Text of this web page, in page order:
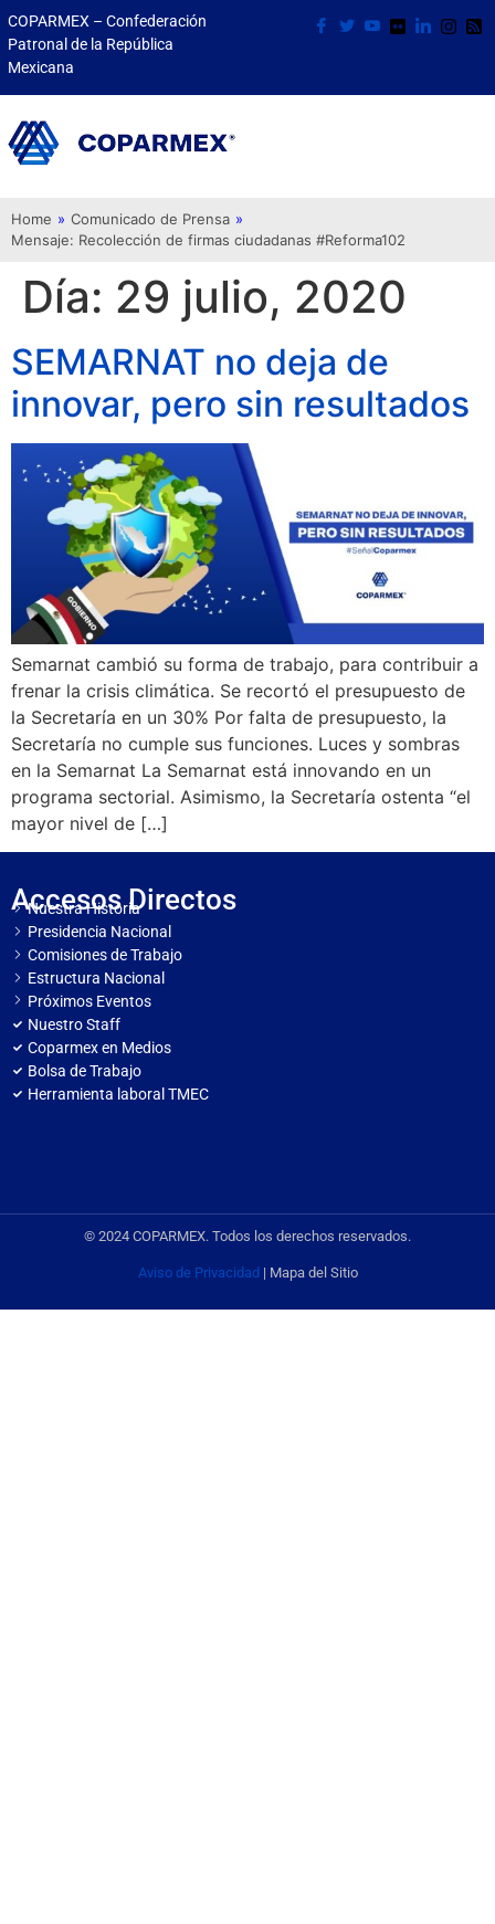
COPARMEX – Confederación
Patronal de la República
Mexicana
Home » Comunicado de Prensa »
Mensaje: Recolección de firmas ciudadanas #Reforma102
Día: 29 julio, 2020
SEMARNAT no deja de
innovar, pero sin resultados
Semarnat cambió su forma de trabajo, para contribuir a
frenar la crisis climática. Se recortó el presupuesto de
la Secretaría en un 30% Por falta de presupuesto, la
Secretaría no cumple sus funciones. Luces y sombras
en la Semarnat La Semarnat está innovando en un
programa sectorial. Asimismo, la Secretaría ostenta “el
mayor nivel de […]
Accesos Directos
Nuestra Historia
Presidencia Nacional
Comisiones de Trabajo
Estructura Nacional
Próximos Eventos
Nuestro Staff
Coparmex en Medios
Bolsa de Trabajo
Herramienta laboral TMEC
© 2024 COPARMEX. Todos los derechos reservados.
Aviso de Privacidad | Mapa del Sitio